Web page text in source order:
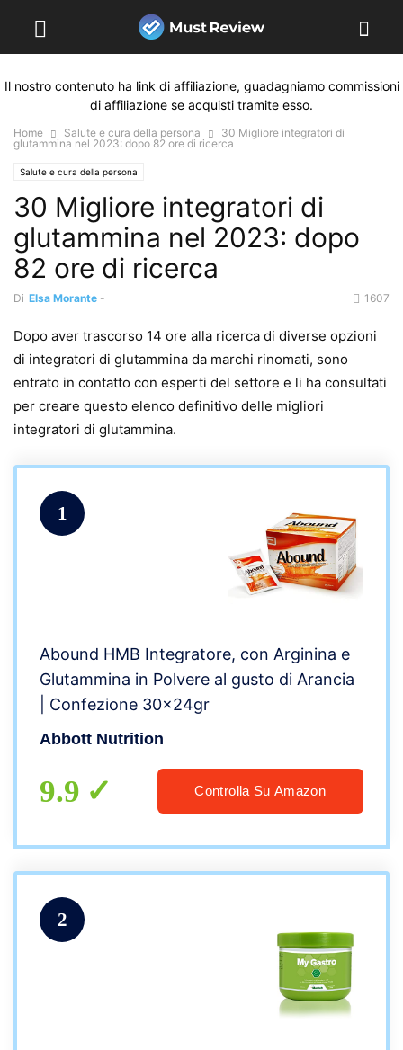
Il nostro contenuto ha link di affiliazione, guadagniamo commissioni
di affiliazione se acquisti tramite esso.
Home Salute e cura della persona
30 Migliore integratori di
glutammina nel 2023: dopo 82 ore di ricerca
Salute e cura della persona
30 Migliore integratori di
glutammina nel 2023: dopo
82 ore di ricerca
Di Elsa Morante - 1607
Dopo aver trascorso 14 ore alla ricerca di diverse opzioni
di integratori di glutammina da marchi rinomati, sono
entrato in contatto con esperti del settore e li ha consultati
per creare questo elenco definitivo delle migliori
integratori di glutammina.
1
Abound HMB Integratore, con Arginina e
Glutammina in Polvere al gusto di Arancia
| Confezione 30x24gr
Abbott Nutrition
9.9 Controlla Su Amazon
2